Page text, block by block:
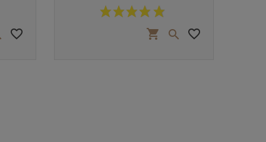
favorite_border
Prix
shopping_cart  favorite_border